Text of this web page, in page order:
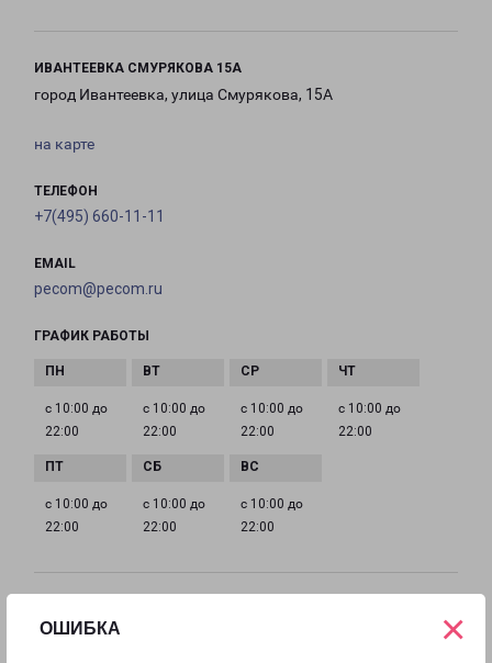
ОШИБКА ×
ИВАНТЕЕВКА СМУРЯКОВА 15А
город Ивантеевка, улица Смурякова, 15А
на карте
ТЕЛЕФОН
+7(495) 660-11-11
EMAIL
pecom@pecom.ru
ГРАФИК РАБОТЫ
с 10:00 до
22:00
с 10:00 до
22:00
с 10:00 до
22:00
с 10:00 до
22:00
с 10:00 до
22:00
с 10:00 до
22:00
с 10:00 до
22:00
Московская область, улица Московская, 9